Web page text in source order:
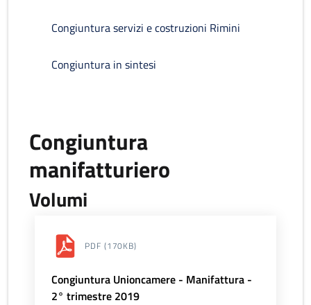
Congiuntura servizi e costruzioni Rimini
Congiuntura in sintesi
Congiuntura
manifatturiero
Volumi
PDF (170KB)
Congiuntura Unioncamere - Manifattura -
2° trimestre 2019